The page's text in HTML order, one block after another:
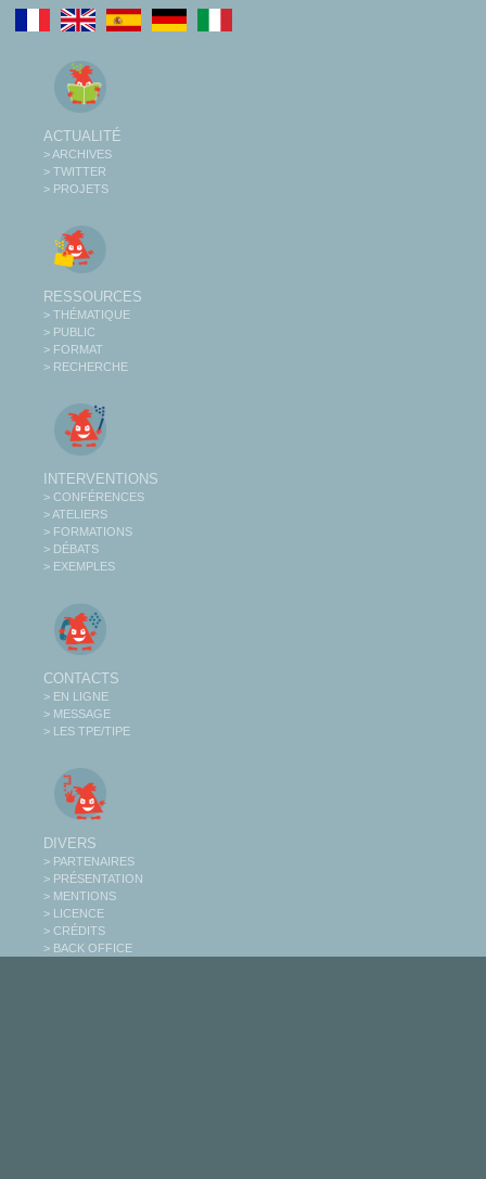
ACTUALITÉ
> ARCHIVES
> TWITTER
> PROJETS
RESSOURCES
> THÉMATIQUE
> PUBLIC
> FORMAT
> RECHERCHE
INTERVENTIONS
> CONFÉRENCES
> ATELIERS
> FORMATIONS
> DÉBATS
> EXEMPLES
CONTACTS
> EN LIGNE
> MESSAGE
> LES TPE/TIPE
DIVERS
> PARTENAIRES
> PRÉSENTATION
> MENTIONS
> LICENCE
> CRÉDITS
> BACK OFFICE